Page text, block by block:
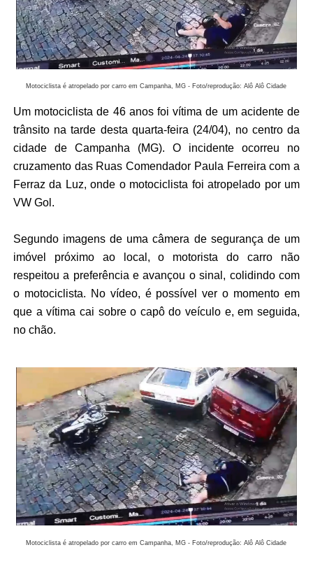
Motociclista é atropelado por carro em Campanha, MG - Foto/reprodução: Alô Alô Cidade
Um motociclista de 46 anos foi vítima de um acidente de
trânsito na tarde desta quarta-feira (24/04), no centro da
cidade de Campanha (MG). O incidente ocorreu no
cruzamento das Ruas Comendador Paula Ferreira com a
Ferraz da Luz, onde o motociclista foi atropelado por um
VW Gol.
Segundo imagens de uma câmera de segurança de um
imóvel próximo ao local, o motorista do carro não
respeitou a preferência e avançou o sinal, colidindo com
o motociclista. No vídeo, é possível ver o momento em
que a vítima cai sobre o capô do veículo e, em seguida,
no chão.
Motociclista é atropelado por carro em Campanha, MG - Foto/reprodução: Alô Alô Cidade